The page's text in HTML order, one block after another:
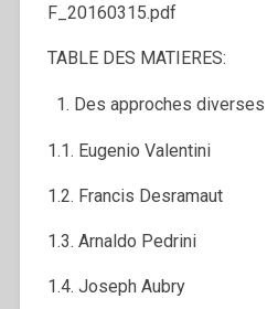
F_20160315.pdf
TABLE DES MATIERES:
Des approches diverses
1.1. Eugenio Valentini
1.2. Francis Desramaut
1.3. Arnaldo Pedrini
1.4. Joseph Aubry